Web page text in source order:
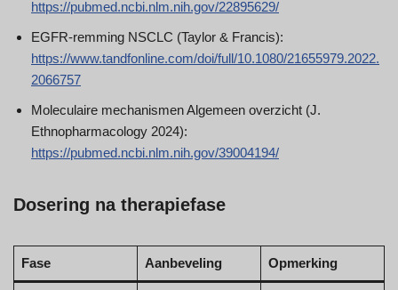
https://pubmed.ncbi.nlm.nih.gov/22895629/
EGFR-remming NSCLC (Taylor & Francis):
https://www.tandfonline.com/doi/full/10.1080/21655979.2022.
2066757
Moleculaire mechanismen Algemeen overzicht (J.
Ethnopharmacology 2024):
https://pubmed.ncbi.nlm.nih.gov/39004194/
Dosering na therapiefase
Fase Aanbeveling Opmerking